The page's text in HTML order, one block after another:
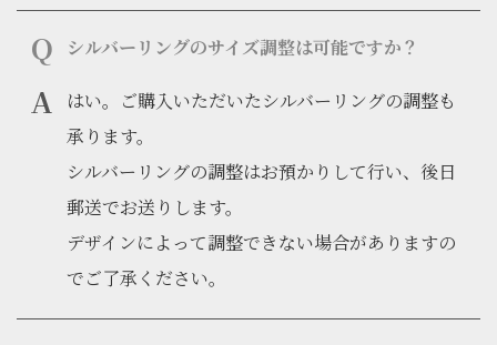
シルバーリングのサイズ調整は可能ですか？
はい。ご購入いただいたシルバーリングの調整も
承ります。
シルバーリングの調整はお預かりして行い、後日
郵送でお送りします。
デザインによって調整できない場合がありますの
でご了承ください。